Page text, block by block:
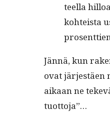
teel­la
kohteista
Jän­nä, kun
ovat jär­jestäen
aikaan ne
tuottoja”…